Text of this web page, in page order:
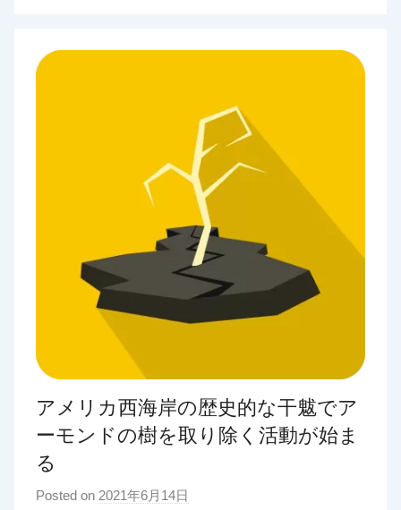
アメリカ西海岸の歴史的な干魃でア
ーモンドの樹を取り除く活動が始ま
る
Posted on 2021年6月14日